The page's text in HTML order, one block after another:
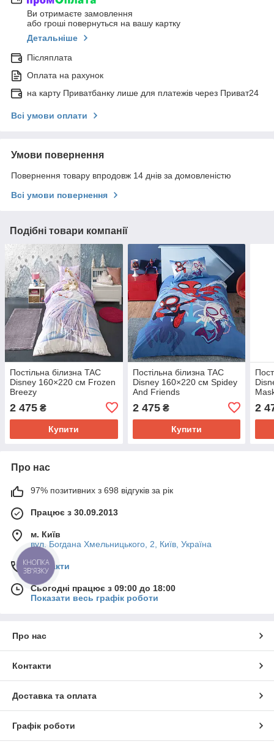
Ви отримаєте замовлення
або гроші повернуться на вашу картку
Детальніше
Післяплата
Оплата на рахунок
на карту Приватбанку лише для платежів через Приват24
Всі умови оплати
Умови повернення
Повернення товару впродовж 14 днів за домовленістю
Всі умови повернення
Подібні товари компанії
Постільна білизна TAC
Disney 160×220 см Frozen
Breezy
2 475 ₴
Купити
Постільна білизна TAC
Disney 160×220 см Spidey
And Friends
2 475₴
Купити
2
Про нас
97% позитивних з 698 відгуків за рік
Працює з 30.09.2013
м. Київ
вул. Богдана Хмельницького, 2, Київ, Україна
Контакти
Сьогодні працює з 09:00 до 18:00
Показати весь графік роботи
Про нас
Контакти
Доставка та оплата
Графік роботи
КНОПКА
ЗВ'ЯЗКУ